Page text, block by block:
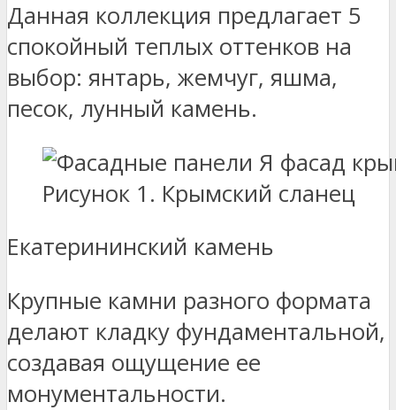
Данная коллекция предлагает 5
спокойный теплых оттенков на
выбор: янтарь, жемчуг, яшма,
песок, лунный камень.
Рисунок 1. Крымский сланец
Екатерининский камень
Крупные камни разного формата
делают кладку фундаментальной,
создавая ощущение ее
монументальности.